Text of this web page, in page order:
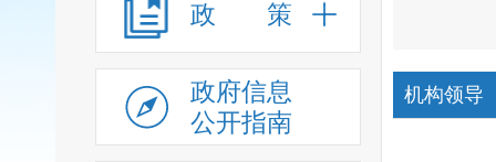
政 策
政府信息
公开指南
机构领导